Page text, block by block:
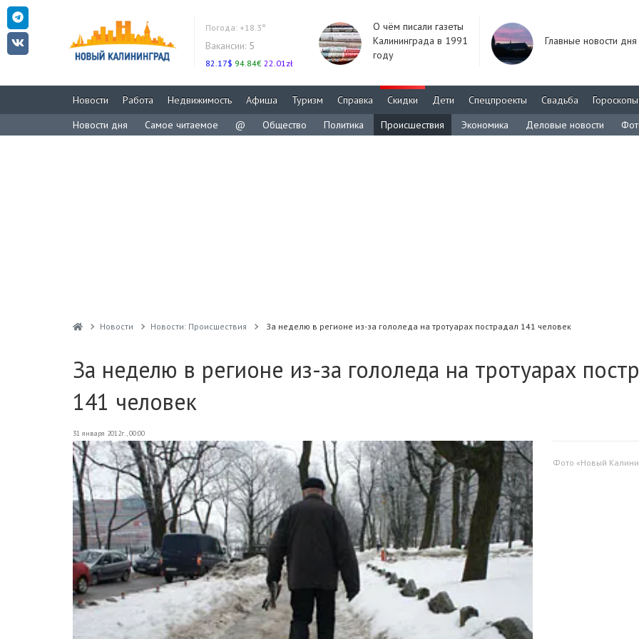
Погода: +18.3°
Вакансии: 5
82.17$ 94.84€ 22.01zł
О чём писали газеты
Калининграда в 1991
году
Главные новости дня
Новости Работа Недвижимость Афиша Туризм Справка Скидки Дети Спецпроекты Свадьба
Гороскопы
Новости дня
Самое читаемое @ Общество Политика Происшествия Экономика Деловые новости
Новости Новости: Происшествия За неделю в регионе из-за гололеда на тротуарах пострадал 141 человек
За неделю в регионе из-за гололеда на тротуарах
141 человек
31 января 2012г., 00:00
Фото «Новый